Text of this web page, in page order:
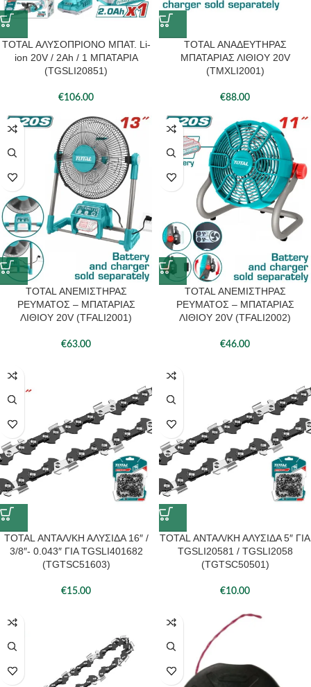
TOTAL ΑΛΥΣΟΠΡΙΟΝΟ ΜΠΑΤ. Li-
ion 20V / 2Ah / 1 ΜΠΑΤΑΡΙΑ
(TGSLI20851)
€106.00
TOTAL ΑΝΑΔΕΥΤΗΡΑΣ
ΜΠΑΤΑΡΙΑΣ ΛΙΘΙΟΥ 20V
(TMXLI2001)
€88.00
TOTAL ΑΝΕΜΙΣΤΗΡΑΣ
ΡΕΥΜΑΤΟΣ – ΜΠΑΤΑΡΙΑΣ
ΛΙΘΙΟΥ 20V (TFALI2001)
€63.00
TOTAL ΑΝΕΜΙΣΤΗΡΑΣ
ΡΕΥΜΑΤΟΣ – ΜΠΑΤΑΡΙΑΣ
ΛΙΘΙΟΥ 20V (TFALI2002)
€46.00
TOTAL ΑΝΤΑΛ/ΚΗ ΑΛΥΣΙΔΑ 16″ /
3/8″- 0.043″ ΓΙΑ TGSLI401682
(TGTSC51603)
€15.00
TOTAL ΑΝΤΑΛ/ΚΗ ΑΛΥΣΙΔΑ 5″ ΓΙΑ
TGSLI20581 / TGSLI2058
(TGTSC50501)
€10.00